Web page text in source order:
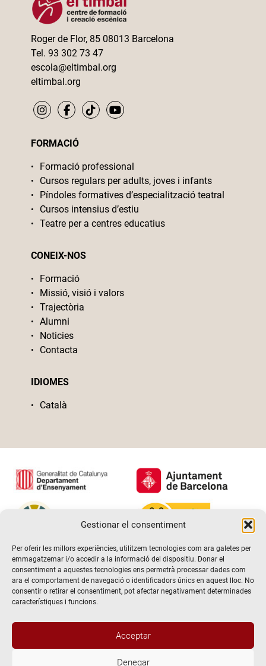
Gestionar el consentiment
Per oferir les millors experiències, utilitzem tecnologies com ara galetes per
emmagatzemar i/o accedir a la informació del dispositiu. Donar el
consentiment a aquestes tecnologies ens permetrà processar dades com
ara el comportament de navegació o identificadors únics en aquest lloc. No
consentir o retirar el consentiment, pot afectar negativament determinades
característiques i funcions.
Acceptar
Denegar
Roger de Flor, 85 08013 Barcelona
Tel. 93 302 73 47
escola@eltimbal.org
eltimbal.org
FORMACIÓ
Formació professional
Cursos regulars per adults, joves i infants
Píndoles formatives d’especialització teatral
Cursos intensius d’estiu
Teatre per a centres educatius
CONEIX-NOS
Formació
Missió, visió i valors
Trajectòria
Alumni
Noticies
Contacta
IDIOMES
Català